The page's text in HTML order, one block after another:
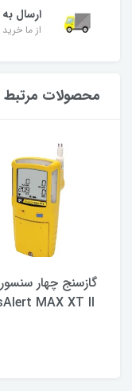
ارسال
از ما خرید
محصولات مرتبط
MAX XT II